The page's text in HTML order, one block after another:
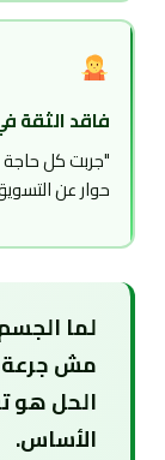
فاقد الثقة
"جربت كل حاجة
حوار عن
لما
مش جرعة
الحل هو
الأساس.